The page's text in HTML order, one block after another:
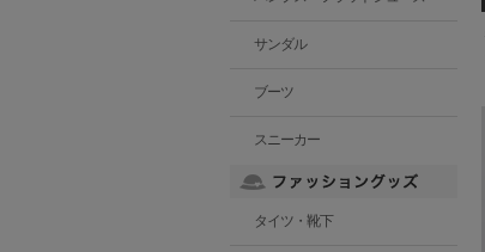
サンダル
ブーツ
スニーカー
タイツ・靴下